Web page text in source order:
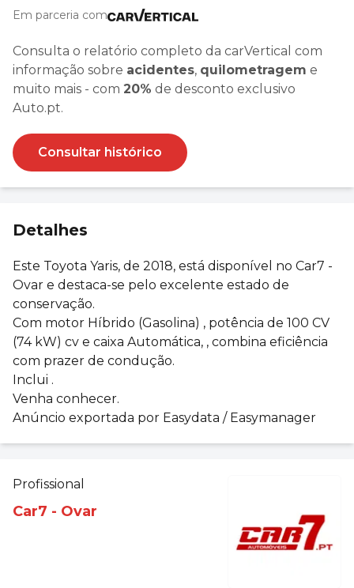
Em parceria com
Consulta o relatório completo da carVertical com
informação sobre acidentes, quilometragem e
muito mais - com 20% de desconto exclusivo
Auto.pt.
Consultar histórico
Detalhes
Este Toyota Yaris, de 2018, está disponível no Car7 -
Ovar e destaca-se pelo excelente estado de
conservação.
Com motor Híbrido (Gasolina) , potência de 100 CV
(74 kW) cv e caixa Automática, , combina eficiência
com prazer de condução.
Inclui .
Venha conhecer.
Anúncio exportada por Easydata / Easymanager
Profissional
Car7 - Ovar